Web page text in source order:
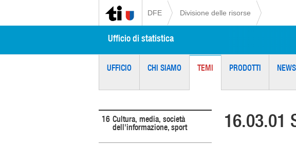
DFE Divisione delle risorse
Ufficio di statistica
UFFICIO CHI SIAMO TEMI PRODOTTI NEWS
16 Cultura, media, società
dell'informazione, sport 16.03.01